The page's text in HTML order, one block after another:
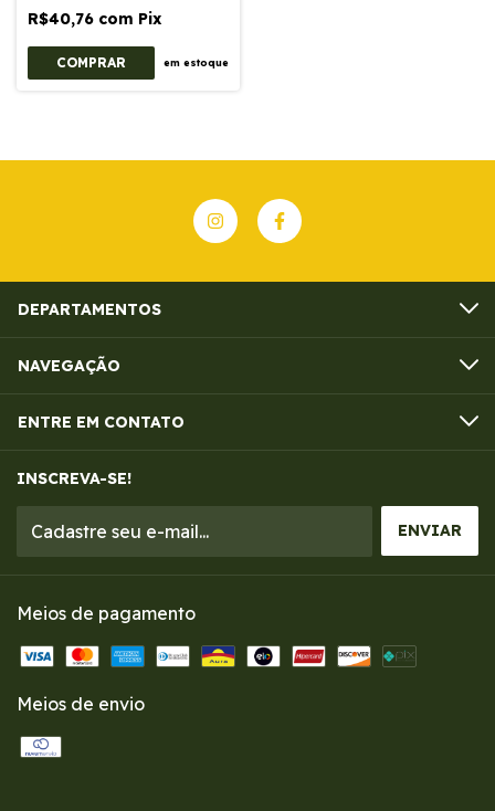
R$40,76 com Pix
em estoque
DEPARTAMENTOS
NAVEGAÇÃO
ENTRE EM CONTATO
INSCREVA-SE!
Meios de pagamento
Meios de envio